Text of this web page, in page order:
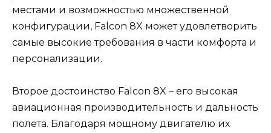
местами и возможностью множественной
конфигурации, Falcon 8X может удовлетворить
самые высокие требования в части комфорта и
персонализации.
Второе достоинство Falcon 8X – его высокая
авиационная производительность и дальность
полета. Благодаря мощному двигателю их